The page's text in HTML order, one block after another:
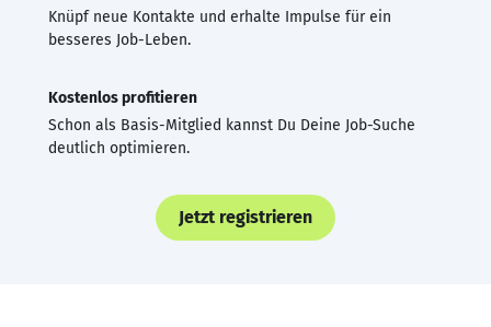
Knüpf neue Kontakte und erhalte Impulse für ein
besseres Job-Leben.
Kostenlos profitieren
Schon als Basis-Mitglied kannst Du Deine Job-Suche
deutlich optimieren.
Jetzt registrieren